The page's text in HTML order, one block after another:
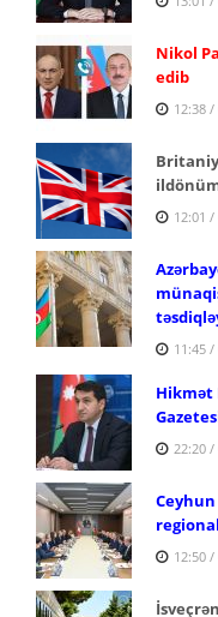
Nikol
edib
12:38 /
12:01 /
11:45 /
Hikmət
22:20 /
12:50 /